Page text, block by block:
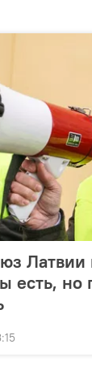
Латвии
есть, но